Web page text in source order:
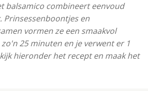
balsamico combineert eenvoud
Prinsessenboontjes en
vormen ze een smaakvol
zo'n 25 minuten en je verwent er 1
hieronder het recept en maak het